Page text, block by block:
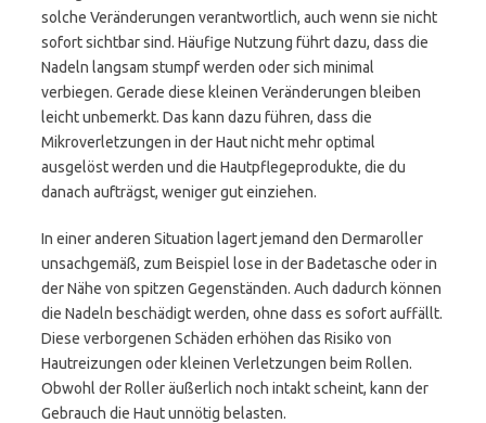
solche Veränderungen verantwortlich, auch wenn sie nicht
sofort sichtbar sind. Häufige Nutzung führt dazu, dass die
Nadeln langsam stumpf werden oder sich minimal
verbiegen. Gerade diese kleinen Veränderungen bleiben
leicht unbemerkt. Das kann dazu führen, dass die
Mikroverletzungen in der Haut nicht mehr optimal
ausgelöst werden und die Hautpflegeprodukte, die du
danach aufträgst, weniger gut einziehen.
In einer anderen Situation lagert jemand den Dermaroller
unsachgemäß, zum Beispiel lose in der Badetasche oder in
der Nähe von spitzen Gegenständen. Auch dadurch können
die Nadeln beschädigt werden, ohne dass es sofort auffällt.
Diese verborgenen Schäden erhöhen das Risiko von
Hautreizungen oder kleinen Verletzungen beim Rollen.
Obwohl der Roller äußerlich noch intakt scheint, kann der
Gebrauch die Haut unnötig belasten.